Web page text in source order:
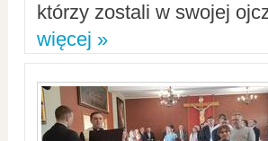
którzy zostali w swojej
więcej »